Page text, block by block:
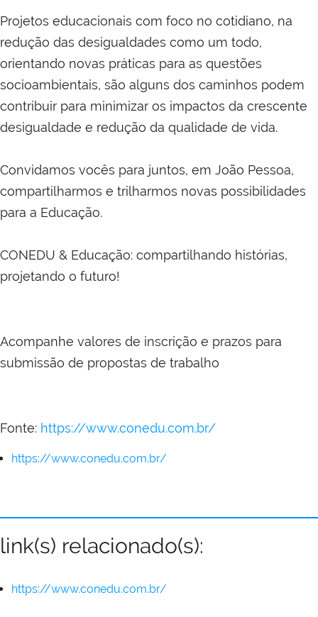
Projetos educacionais com foco no cotidiano, na
redução das desigualdades como um todo,
orientando novas práticas para as questões
socioambientais, são alguns dos caminhos podem
contribuir para minimizar os impactos da crescente
desigualdade e redução da qualidade de vida.
Convidamos vocês para juntos, em João Pessoa,
compartilharmos e trilharmos novas possibilidades
para a Educação.
CONEDU & Educação: compartilhando histórias,
projetando o futuro!
Acompanhe valores de inscrição e prazos para
submissão de propostas de trabalho
Fonte: https://www.conedu.com.br/
https://www.conedu.com.br/
link(s) relacionado(s):
https://www.conedu.com.br/